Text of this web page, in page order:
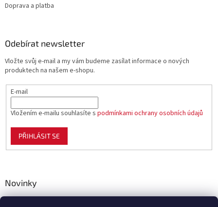
Doprava a platba
Odebírat newsletter
Vložte svůj e-mail a my vám budeme zasílat informace o nových
produktech na našem e-shopu.
E-mail
Vložením e-mailu souhlasíte s podmínkami ochrany osobních údajů
PŘIHLÁSIT SE
Novinky